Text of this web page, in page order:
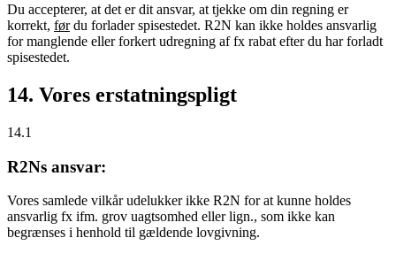
Du accepterer, at det er dit ansvar, at tjekke om din regning er
korrekt, førdu forlader spisestedet. R2N kan ikke holdes ansvarlig
for manglende eller forkert udregning af fx rabat efter du har forladt
spisestedet.
14. Vores erstatningspligt
14.1
R2Ns ansvar:
Vores samlede vilkår udelukker ikke R2N for at kunne holdes
ansvarlig fx ifm. grov uagtsomhed eller lign., som ikke kan
begrænses i henhold til gældende lovgivning.